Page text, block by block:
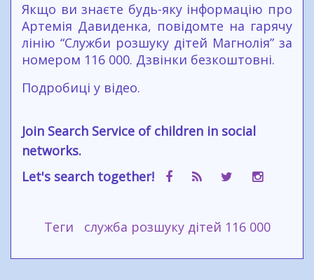
Якщо ви знаєте будь-яку інформацію про
Артемія Давиденка, повідомте на гарячу
лінію “Служби розшуку дітей Магнолія” за
номером 116 000. Дзвінки безкоштовні.
Подробиці у відео.
Join Search Service of children in social
networks.
Let's search together!
Теги служба розшуку дітей 116 000